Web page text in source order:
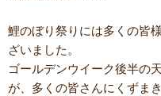
鯉のぼり祭りには多くの皆
ざいました。
ゴールデンウイーク後半の
が、多くの皆さんにくずま